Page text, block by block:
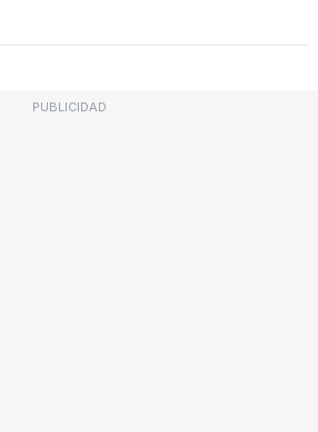
PUBLICIDAD